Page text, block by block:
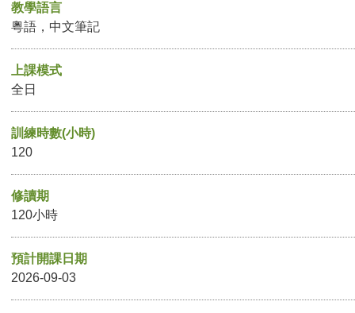
教學語言
粵語，中文筆記
上課模式
全日
訓練時數(小時)
120
修讀期
120小時
預計開課日期
2026-09-03